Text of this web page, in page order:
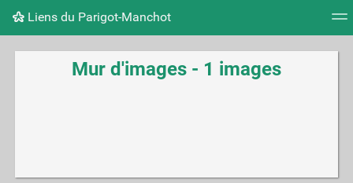
Liens du Parigot-Manchot
Nuage de tags Mur d'images Quotidien Flux
Mur d'images - 1 images